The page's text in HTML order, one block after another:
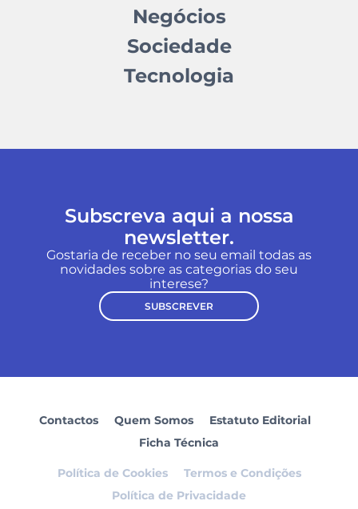
Negócios
Sociedade
Tecnologia
Subscreva aqui a nossa
newsletter.
Gostaria de receber no seu email todas as
novidades sobre as categorias do seu
interese?
SUBSCREVER
Contactos Quem Somos
Estatuto Editorial
Ficha Técnica
Política de Cookies
Termos e Condições
Política de Privacidade